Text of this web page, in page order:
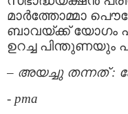
മാര്‍ത്തോമ്മാ
ബാവയ്ക്ക് യോഗം
ഉറച്ച പിന്തുണയും
– അയച്ചു തന്നത് :
- pma